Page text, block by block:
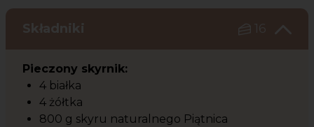
Składniki 16
Pieczony skyrnik:
4 białka
4 żółtka
800 g skyru naturalnego Piątnica